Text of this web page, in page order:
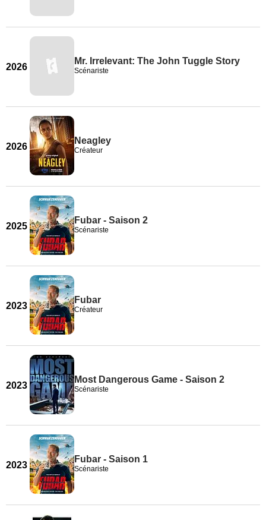
2026
Mr. Irrelevant: The John Tuggle Story
Scénariste
2026
Neagley
Créateur
2025
Fubar - Saison 2
Scénariste
2023
Fubar
Créateur
2023
Most Dangerous Game - Saison 2
Scénariste
2023
Fubar - Saison 1
Scénariste